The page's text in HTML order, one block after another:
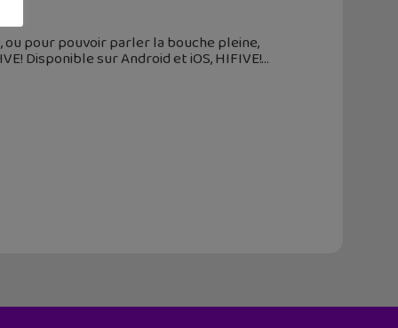
pour pouvoir parler la bouche pleine,
Disponible sur Android et iOS, HIFIVE!